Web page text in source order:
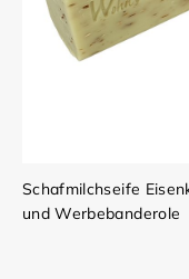
Schafmilchseife
und Werbebanderole